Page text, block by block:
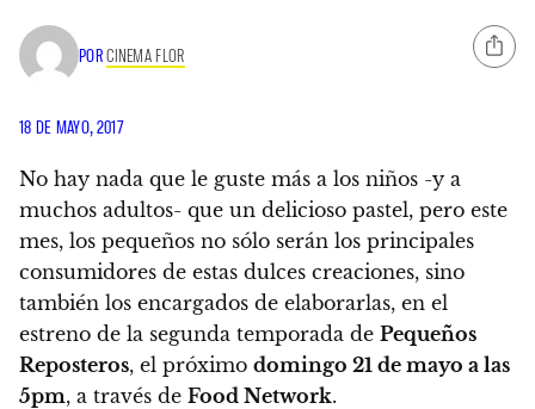
PORCINEMA FLOR
18 DE MAYO, 2017
No hay nada que le guste más a los niños -y a
muchos adultos- que un delicioso pastel, pero este
mes, los pequeños no sólo serán los principales
consumidores de estas dulces creaciones, sino
también los encargados de elaborarlas, en el
estreno de la segunda temporada de Pequeños
Reposteros, el próximo domingo 21 de mayo a las
5pm, a través de Food Network.